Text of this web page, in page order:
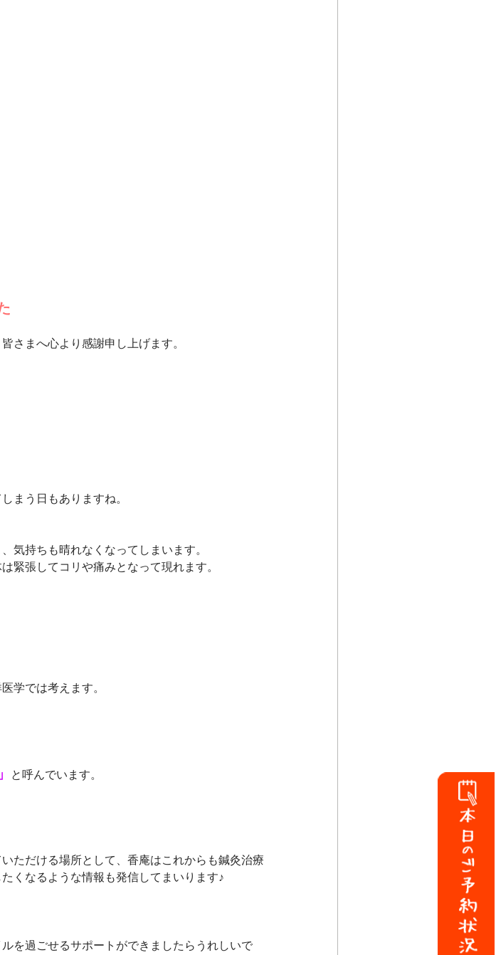
さまへ心より感謝申し上げます。
まう日もありますね。
気持ちも晴れなくなってしまいます。
緊張してコリや痛みとなって現れます。
学では考えます。
と呼んでいます。
ただける場所として、香庵はこれからも鍼灸治療
くなるような情報も発信してまいります♪
を過ごせるサポートができましたらうれしいで